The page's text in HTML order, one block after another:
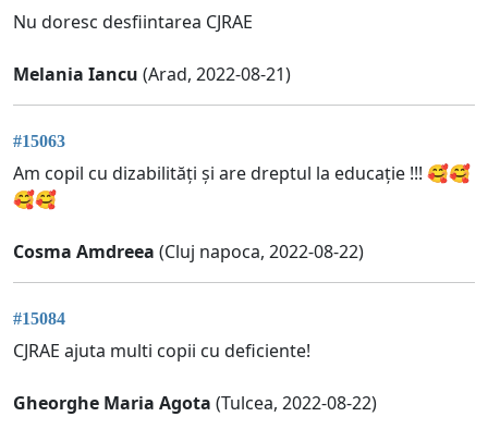
Nu doresc desfiintarea CJRAE
Melania Iancu (Arad, 2022-08-21)
#15063
Am copil cu dizabilități și are dreptul la educație !!! 🥰🥰
🥰🥰
Cosma Amdreea (Cluj napoca, 2022-08-22)
#15084
CJRAE ajuta multi copii cu deficiente!
Gheorghe Maria Agota (Tulcea, 2022-08-22)